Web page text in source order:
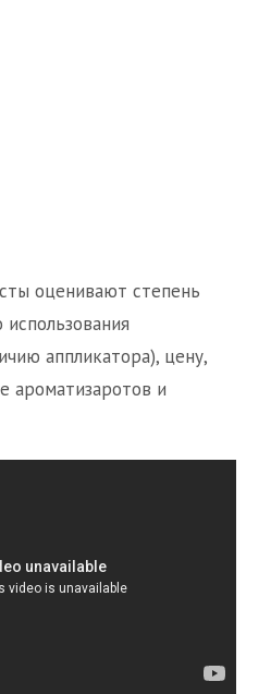
оценивают степень
аппликатора), цену,
ароматизаротов и